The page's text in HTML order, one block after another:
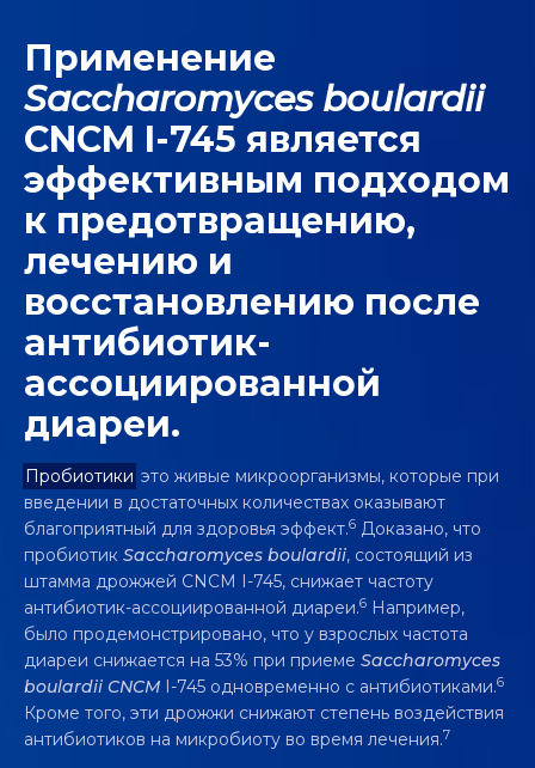
Применение
Saccharomyces boulardii
CNCM I-745 является
эффективным подходом
к предотвращению,
лечению и
восстановлению после
антибиотик-
ассоциированной
диареи.
Пробиотики это живые микроорганизмы, которые при
введении в достаточных количествах оказывают
благоприятный для здоровья эффект.6 Доказано, что
пробиотик Saccharomyces boulardii, состоящий из
штамма дрожжей CNCM I-745, снижает частоту
антибиотик-ассоциированной диареи.6 Например,
было продемонстрировано, что у взрослых частота
диареи снижается на 53% при приеме Saccharomyces
boulardii CNCM I-745 одновременно с антибиотиками.6
Кроме того, эти дрожжи снижают степень воздействия
антибиотиков на микробиоту во время лечения.7